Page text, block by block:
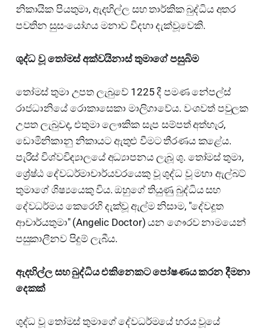
නිකායික පියතුමා, ඇදහිල්ල සහ තාර්කික බුද්ධිය අතර
පවතින සුසංයෝගය මනාව විදහා දැක්වූවෙකි.
ශුද්ධ වූ තෝමස් අක්වයිනාස් තුමාගේ පසුබිම
තෝමස් තුමා උපත ලැබුවේ 1225 දී පමණ නේපල්ස්
රාජධානියේ රොකාසෙකා මාලිගාවේය. වංශවත් පවුලක
උපත ලැබුවද, එතුමා ලෞකික සැප සම්පත් අත්හැර,
ඩොමිනිකානු නිකායට ඇතුළු වීමට තීරණය කළේය.
පැරිස් විශ්වවිද්‍යාලයේ අධ්‍යාපනය ලැබූ ශු. තෝමස් තුමා,
ශ්‍රේෂ්ඨ දේවධර්මාචාර්යවරයෙකු වූ ශුද්ධ වූ මහා ඇල්බට්
තුමාගේ ශිෂ්‍යයෙකු විය. ඔහුගේ තියුණු බුද්ධිය සහ
දේවධර්මය කෙරෙහි දැක්වූ ඇල්ම නිසාම, "දේවදූත
ආචාර්යතුමා" (Angelic Doctor) යන ගෞරව නාමයෙන්
පසුකාලීනව පිදුම් ලැබීය.
ඇදහිල්ල සහ බුද්ධිය එකිනෙකට පෝෂණය කරන දීමනා
දෙකක්
ශුද්ධ වූ තෝමස් තුමාගේ දේවධර්මයේ හරය වූයේ